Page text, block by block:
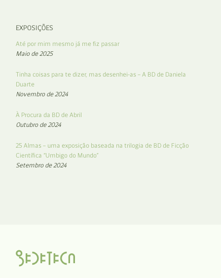
EXPOSIÇÕES
Até por mim mesmo já me fiz passar
Maio de 2025
Tinha coisas para te dizer, mas desenhei-as – A BD de Daniela
Duarte
Novembro de 2024
À Procura da BD de Abril
Outubro de 2024
25 Almas – uma exposição baseada na trilogia de BD de Ficção
Científica “Umbigo do Mundo”
Setembro de 2024